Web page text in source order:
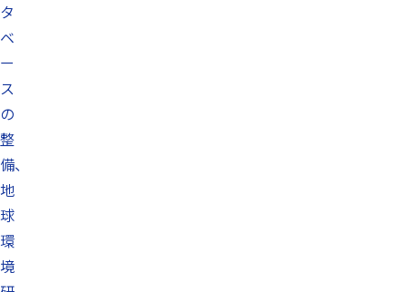
タ
ベ
ー
ス
の
整
備、
地
球
環
境